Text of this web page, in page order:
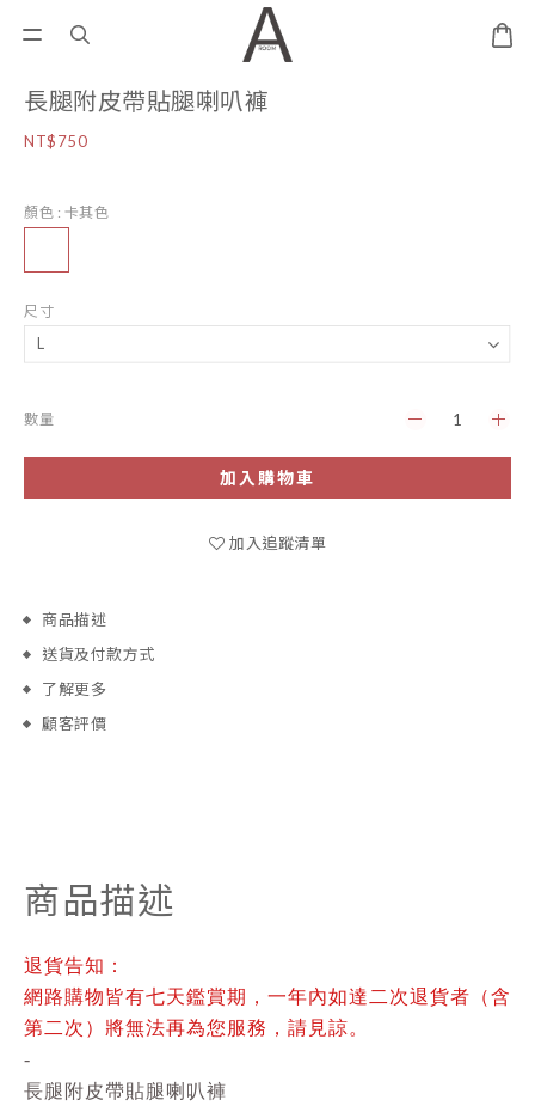
長腿附皮帶貼腿喇叭褲
NT$750
顏色 : 卡其色
尺寸
數量
加入購物車
加入追蹤清單
商品描述
送貨及付款方式
了解更多
顧客評價
商品描述
退貨告知：
網路購物皆有七天鑑賞期，一年內如達二次退貨者（含
第二次）將無法再為您服務，請見諒。
-
長腿附皮帶貼腿喇叭褲